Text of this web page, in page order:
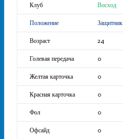
Восход
Защитник
24
0
0
0
0
0